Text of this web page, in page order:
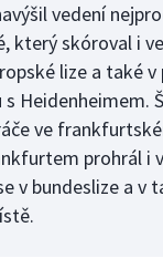
vedení
který skóroval i
lize a také v
Heidenheimem.
ve
prohrál i
v bundeslize a v